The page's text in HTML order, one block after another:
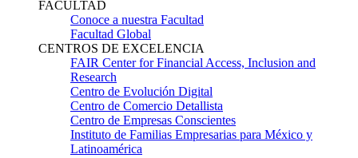
FACULTAD
Conoce a nuestra Facultad
Facultad Global
CENTROS DE EXCELENCIA
FAIR Center for Financial Access, Inclusion and
Research
Centro de Evolución Digital
Centro de Comercio Detallista
Centro de Empresas Conscientes
Instituto de Familias Empresarias para México y
Latinoamérica